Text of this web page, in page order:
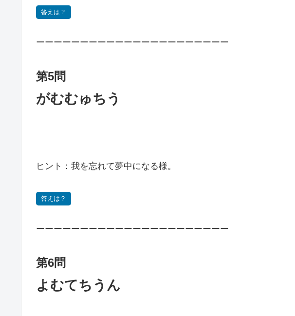
答えは？
ーーーーーーーーーーーーーーーーーーーーーー
第5問
がむむゅちう
ヒント：我を忘れて夢中になる様。
答えは？
ーーーーーーーーーーーーーーーーーーーーーー
第6問
よむてちうん